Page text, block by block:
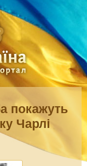
покажуть
Чарлі